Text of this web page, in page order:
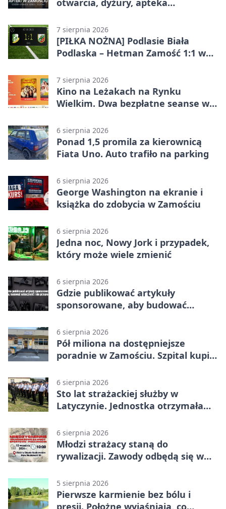
7 sierpnia 2026
[PIŁKA NOŻNA] Podlasie Biała
Podlaska – Hetman Zamość 1:1 w
podział punktów po bezbramkowej
pierwszej połowie
7 sierpnia 2026
Kino na Leżakach na Rynku
Wielkim. Dwa bezpłatne seanse w
6 sierpnia 2026
Ponad 1,5 promila za kierownicą
Fiata Uno. Auto trafiło na parking
6 sierpnia 2026
George Washington na ekranie i
książka do zdobycia w Zamościu
6 sierpnia 2026
Jedna noc, Nowy Jork i przypadek,
który może wiele zmienić
6 sierpnia 2026
Gdzie publikować artykuły
sponsorowane, aby budować
6 sierpnia 2026
Pół miliona na dostępniejsze
poradnie w Zamościu. Szpital kupi
6 sierpnia 2026
Sto lat strażackiej służby w
Latyczynie. Jednostka otrzymała
6 sierpnia 2026
Młodzi strażacy staną do
rywalizacji. Zawody odbędą się w
5 sierpnia 2026
Pierwsze karmienie bez bólu i
presji. Położne wyjaśniają, co